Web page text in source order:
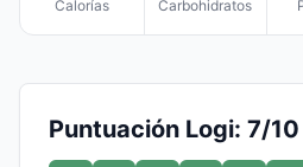
Calorías Carbohidratos
Puntuación Logi: 7/10